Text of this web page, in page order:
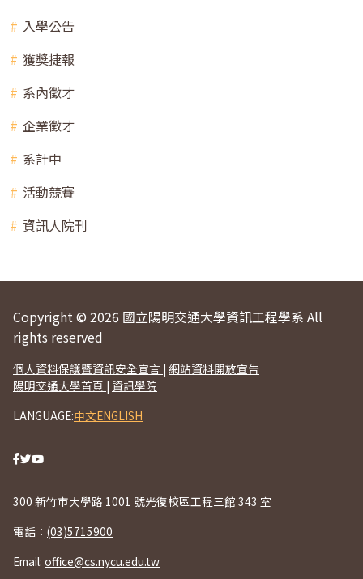
入學公告
獲獎捷報
系內徵才
企業徵才
系計中
活動競賽
資訊人院刊
Copyright © 2026 國立陽明交通大學資訊工程學系 All
rights reserved
個人資料保護暨資訊安全宣言 | 網站資料開放宣告
陽明交通大學首頁 | 資訊學院
LANGUAGE:中文ENGLISH
300 新竹市大學路 1001 號光復校區工程三館 343 室
電話： (03)5715900
Email: office@cs.nycu.edu.tw